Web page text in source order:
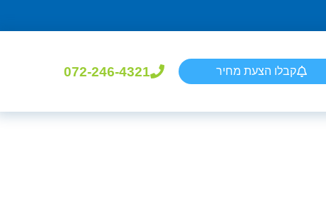
קבלו הצעת מחיר 072-246-4321